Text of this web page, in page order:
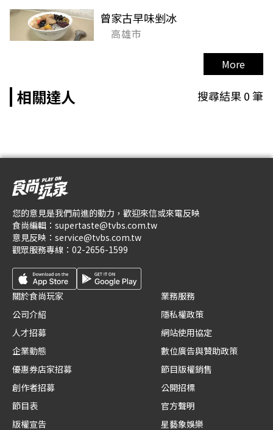
曾家古早味剉冰
高雄市
More
相關達人 搜尋結果0筆
您的意見是我們前進的動力，歡迎來信或來電反映
食尚編輯： supertaste@tvbs.com.tw
意見反映： service@tvbs.com.tw
觀眾服務專線： 02-2656-1599
關於食尚玩家
公司介紹
人才招募
企業動態
優惠券店家招募
創作者招募
節目表
版權宣告
業務服務
隱私權政策
網站使用協定
數位廣告與贊助政策
節目版權銷售
公開招標
官方聲明
星藝象娛樂